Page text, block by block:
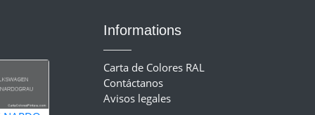
Informations
Carta de Colores RAL
Contáctanos
Avisos legales